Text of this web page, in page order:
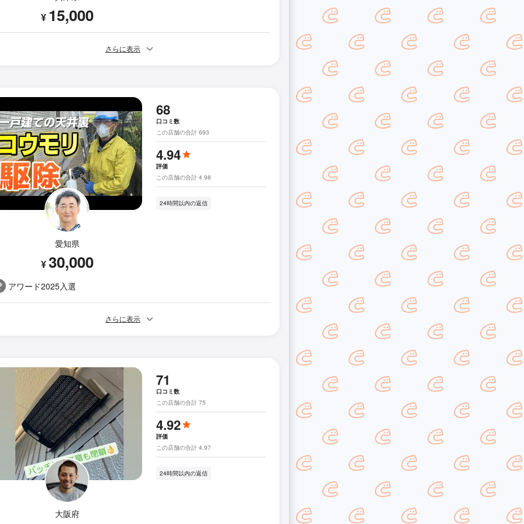
¥ 15,000
さらに表示
愛知県
¥30,000
アワード2025入選
68
口コミ数
この店舗の合計 693
4.94
評価
この店舗の合計 4.98
24時間以内の返信
さらに表示
大阪府
71
口コミ数
この店舗の合計 75
4.92
評価
この店舗の合計 4.97
24時間以内の返信